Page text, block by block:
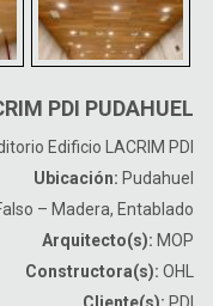
PDI PUDAHUEL
Edificio LACRIM PDI
Ubicación: Pudahuel
– Madera, Entablado
Arquitecto(s): MOP
Constructora(s): OHL
Cliente(s): PDI